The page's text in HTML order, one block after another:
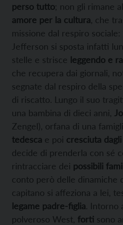
perso tutto; non gli rimane
amore per la cultura , che
missione dal respiro
Jefferson si sposta infatti
stelle e strisce leggendo e
che recupera dai giornali,
segnate dal respiro della
di riscatto. Lungo il suo
una bambina di dieci anni,
Zengel), orfana di una
tedesca e poi cresciuta
decide di prenderla con sé
rintracciare dei possibili
conto però delle dinamiche
capitano si affeziona a lei,
legame padre-figlia. Intorno
polveroso West, forti sono